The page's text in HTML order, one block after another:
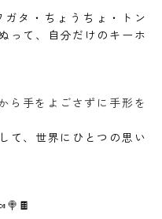
タ・ちょうちょ・トン
って、自分だけのキーホ
ら手をよごさずに手形を
て、世界にひとつの思い